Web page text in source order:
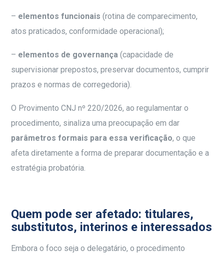
– elementos funcionais (rotina de comparecimento,
atos praticados, conformidade operacional);
– elementos de governança (capacidade de
supervisionar prepostos, preservar documentos, cumprir
prazos e normas de corregedoria).
O Provimento CNJ nº 220/2026, ao regulamentar o
procedimento, sinaliza uma preocupação em dar
parâmetros formais para essa verificação, o que
afeta diretamente a forma de preparar documentação e a
estratégia probatória.
Quem pode ser afetado: titulares,
substitutos, interinos e interessados
Embora o foco seja o delegatário, o procedimento